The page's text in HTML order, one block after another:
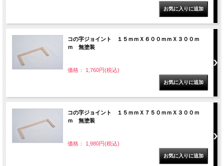
コの字ジョイント １５ｍｍＸ６００ｍｍＸ３００ｍ
ｍ 無塗装
価格： 1,760円(税込)
コの字ジョイント １５ｍｍＸ７５０ｍｍＸ３００ｍ
ｍ 無塗装
価格： 1,980円(税込)